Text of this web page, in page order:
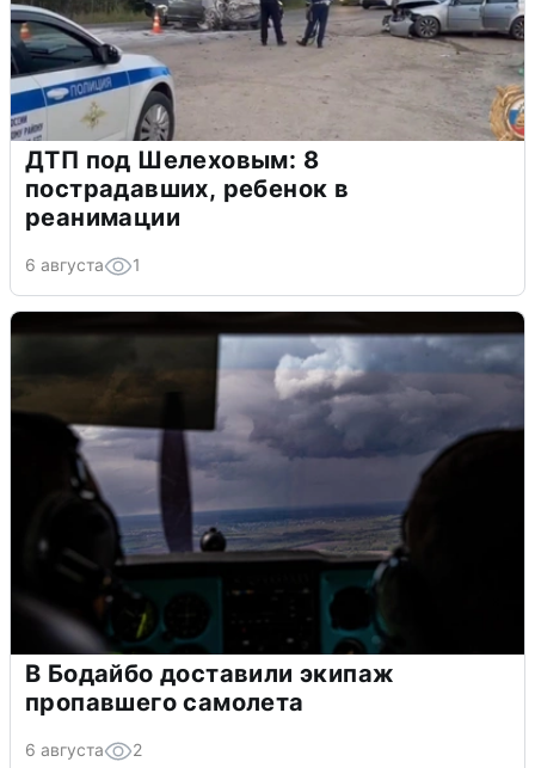
ДТП под Шелеховым: 8
пострадавших, ребенок в
реанимации
6 августа 1
В Бодайбо доставили экипаж
пропавшего самолета
6 августа 2